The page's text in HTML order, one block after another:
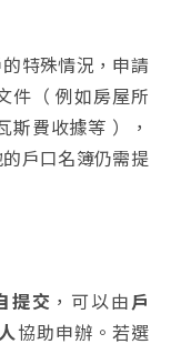
特殊情況，申請
件（ 例如房屋所
斯費收據等 ），
戶口名簿仍需提
提交 ，可以由戶
協助申辦。若選